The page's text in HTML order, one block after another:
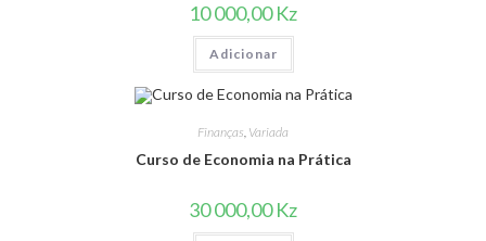
10 000,00Kz
Adicionar
Finanças, Variada
Curso de Economia na Prática
30 000,00Kz